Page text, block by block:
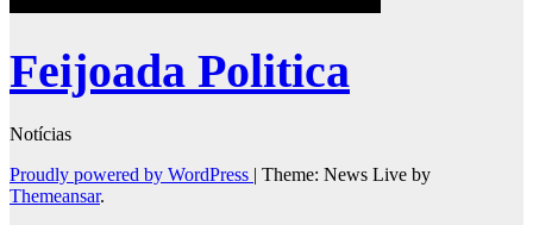
Feijoada Politica
Notícias
Proudly powered by WordPress | Theme: News Live by
Themeansar.